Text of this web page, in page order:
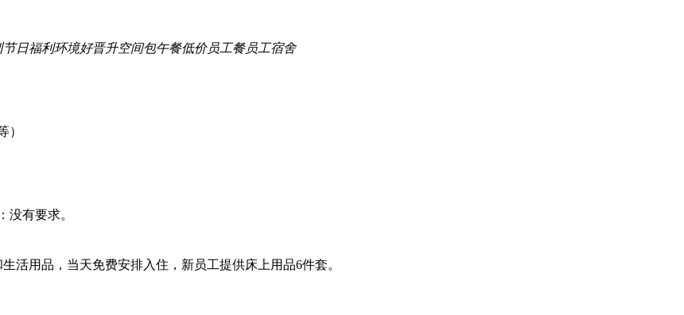
节日福利环境好晋升空间包午餐低价员工餐员工宿舍
）
没有要求。
活用品，当天免费安排入住，新员工提供床上用品6件套。